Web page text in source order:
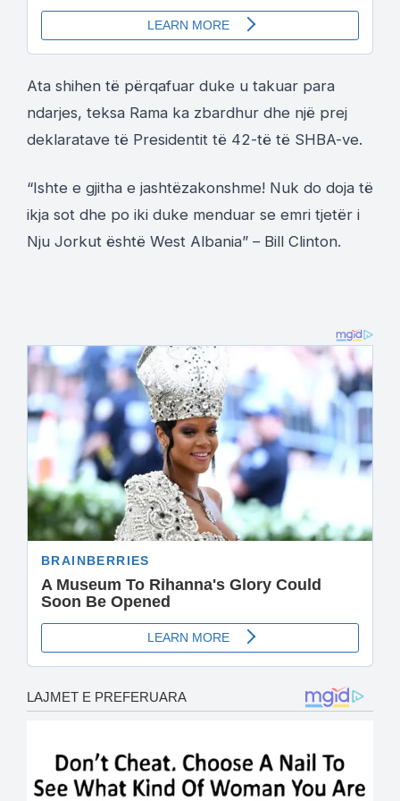
Ata shihen të përqafuar duke u takuar para
ndarjes, teksa Rama ka zbardhur dhe një prej
deklaratave të Presidentit të 42-të të SHBA-ve.
“Ishte e gjitha e jashtëzakonshme! Nuk do doja të
ikja sot dhe po iki duke menduar se emri tjetër i
Nju Jorkut është West Albania” – Bill Clinton.